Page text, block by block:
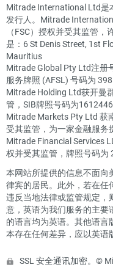
Mitrade International Ltd是
发行人。Mitrade
（FSC）授权并受其监管
是：6 St Denis Street, 1st
Mauritius
Mitrade Global Pty Ltd注册
服务牌照 (AFSL) 号码为
Mitrade Holding Ltd获开曼
管，SIB牌照号码为1612446
Mitrade Markets Pty Ltd 获
受其监管，为一家金融服务
Mitrade Financial Services
权并受其监管，牌照号码为
本网站所提供的信息不面向
律宾的居民。此外，若在任
违反当地法律或监管规定，
意，英语为我们服务的主要
的语言均为英语。其他语
本存在任何差异，应以英语
SSL 安全通讯加密。©